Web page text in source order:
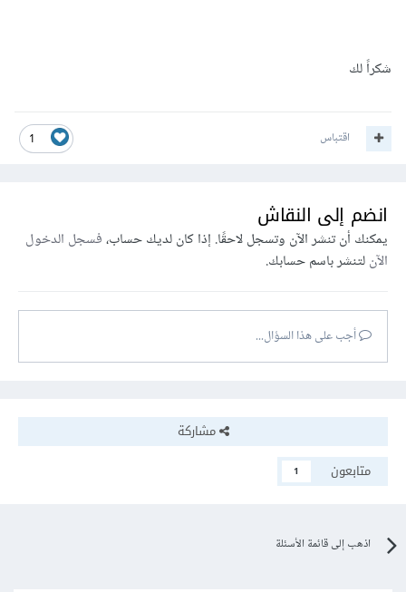
شكراً لك
1 اقتباس
انضم إلى النقاش
يمكنك أن تنشر الآن وتسجل لاحقًا. إذا كان لديك حساب،فسجل الدخول
الآنلتنشر باسم حسابك.
أجب على هذا السؤال...
مشاركة
متابعون
1
اذهب إلى قائمة الأسئلة